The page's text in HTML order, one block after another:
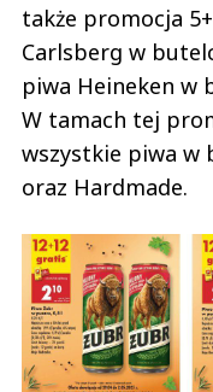
także promocja
Carlsberg w
piwa Heineken w
W tamach tej
wszystkie piwa w
oraz Hardmade.